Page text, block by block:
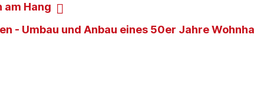
am Hang
- Umbau und Anbau eines 50er Jahre